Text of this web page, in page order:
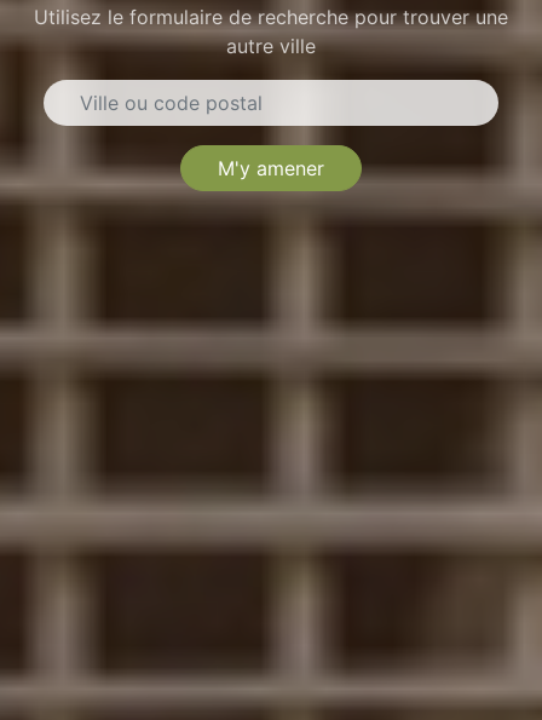
Utilisez le formulaire de recherche pour trouver une
autre ville
M'y amener